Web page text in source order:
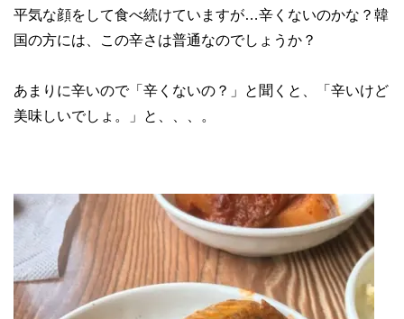
平気な顔をして食べ続けていますが…辛くないのかな？韓
国の方には、この辛さは普通なのでしょうか？
あまりに辛いので「辛くないの？」と聞くと、「辛いけど
美味しいでしょ。」と、、、。